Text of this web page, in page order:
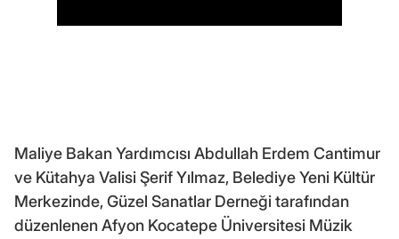
Maliye Bakan Yardımcısı Abdullah Erdem Cantimur
ve Kütahya Valisi Şerif Yılmaz, Belediye Yeni Kültür
Merkezinde, Güzel Sanatlar Derneği tarafından
düzenlenen Afyon Kocatepe Üniversitesi Müzik